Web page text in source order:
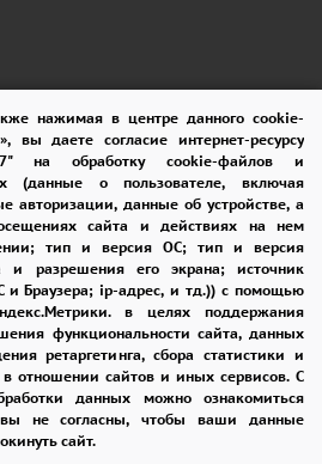
нажимая в центре данного cookie-
вы даете согласие интернет-ресурсу
7" на обработку cookie-файлов и
(данные о пользователе, включая
авторизации, данные об устройстве, а
сайта и действиях на нем
тип и версия ОС; тип и версия
и разрешения его экрана; источник
и Браузера; ip-адрес, и тд.)) с помощью
в целях поддержания
функциональности сайта, данных
ретаргетинга, сбора статистики и
отношении сайтов и иных сервисов. С
данных можно ознакомиться
не согласны, чтобы ваши данные
сайт.
ОПЛАТА
ДОСТАВКА
КУПОН
ВОЗВРАТ
РЕКОМЕНДАЦИИ
242-37-47
ЗВОНОК